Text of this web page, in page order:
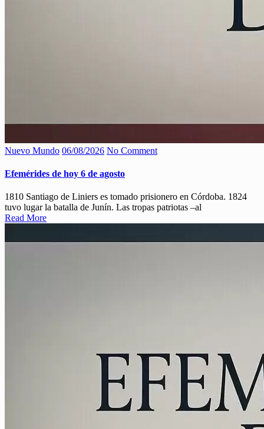
Nuevo Mundo 06/08/2026 No Comment
Efemérides de hoy 6 de agosto
1810 Santiago de Liniers es tomado prisionero en Córdoba. 1824
tuvo lugar la batalla de Junín. Las tropas patriotas –al
Read More